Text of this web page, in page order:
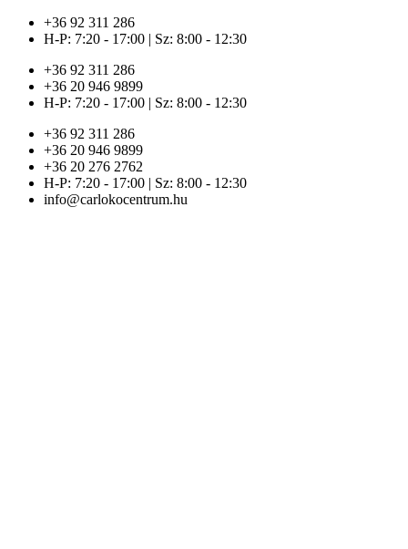
Ugrás
+36 92 311 286
H-P: 7:20 - 17:00 | Sz: 8:00 - 12:30
+36 92 311 286
+36 20 946 9899
H-P: 7:20 - 17:00 | Sz: 8:00 - 12:30
+36 92 311 286
+36 20 946 9899
+36 20 276 2762
H-P: 7:20 - 17:00 | Sz: 8:00 - 12:30
info@carlokocentrum.hu